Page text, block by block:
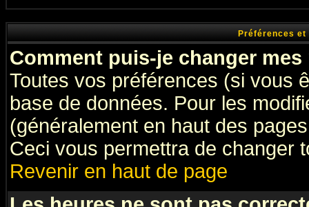
Préférences
Comment puis-je changer mes
Toutes vos préférences (si vous
base de données. Pour les
(généralement en haut des
Ceci vous permettra de changer
Revenir en haut de page